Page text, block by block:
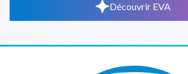
Découvrir EVA